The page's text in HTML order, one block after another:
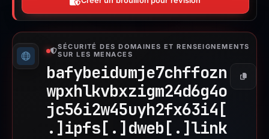
SÉCURITÉ DES DOMAINES ET RENSEIGNEMENTS
SUR LES MENACES
bafybeidumje7chffozn
wpxhlkvbxzigm24d6g4o
jc56i2w45uyh2fx63i4[
.] ipfs[.] dweb[.] link
Copier